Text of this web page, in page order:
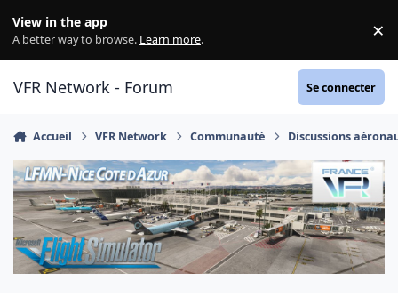
View in the app
A better way to browse. Learn more. ×
VFR Network - Forum Se connecter
Accueil VFR Network Communauté Discussions